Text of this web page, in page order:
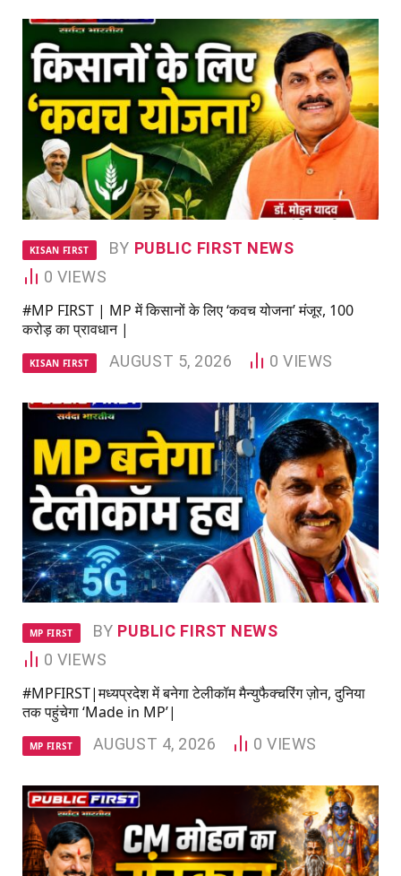
KISAN FIRST BY PUBLIC FIRST NEWS
0 VIEWS
#MP FIRST | MP में किसानों के लिए ‘कवच योजना’ मंजूर, 100
करोड़ का प्रावधान |
KISAN FIRST AUGUST 5, 2026 0VIEWS
MP FIRST BY PUBLIC FIRST NEWS
0 VIEWS
#MPFIRST|मध्यप्रदेश में बनेगा टेलीकॉम मैन्युफैक्चरिंग ज़ोन, दुनिया
तक पहुंचेगा ‘Made in MP’|
MP FIRST AUGUST 4, 2026 0VIEWS